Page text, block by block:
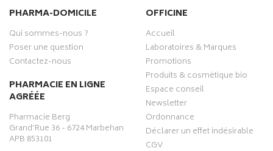
PHARMA-DOMICILE
Qui sommes-nous ?
Poser une question
Contactez-nous
PHARMACIE EN LIGNE
AGRÉÉE
Pharmacie Berg
Grand’Rue 36 - 6724 Marbehan
APB 853101
OFFICINE
Accueil
Laboratoires & Marques
Promotions
Produits & cosmétique bio
Espace conseil
Newsletter
Ordonnance
Déclarer un effet indésirable
CGV